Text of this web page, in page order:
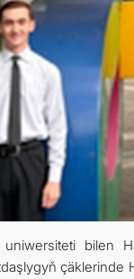
bilen